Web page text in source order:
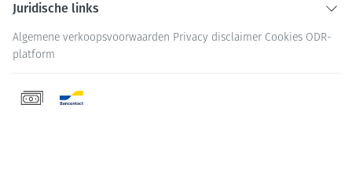
Juridische links
Algemene verkoopsvoorwaarden Privacy disclaimer Cookies ODR-
platform